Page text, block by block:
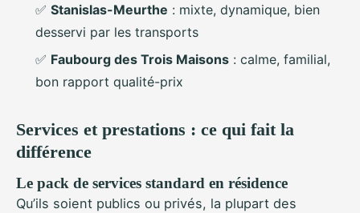
✅ Stanislas-Meurthe : mixte, dynamique, bien
desservi par les transports
✅ Faubourg des Trois Maisons : calme, familial,
bon rapport qualité-prix
Services et prestations : ce qui fait la
différence
Le pack de services standard en résidence
Qu’ils soient publics ou privés, la plupart des